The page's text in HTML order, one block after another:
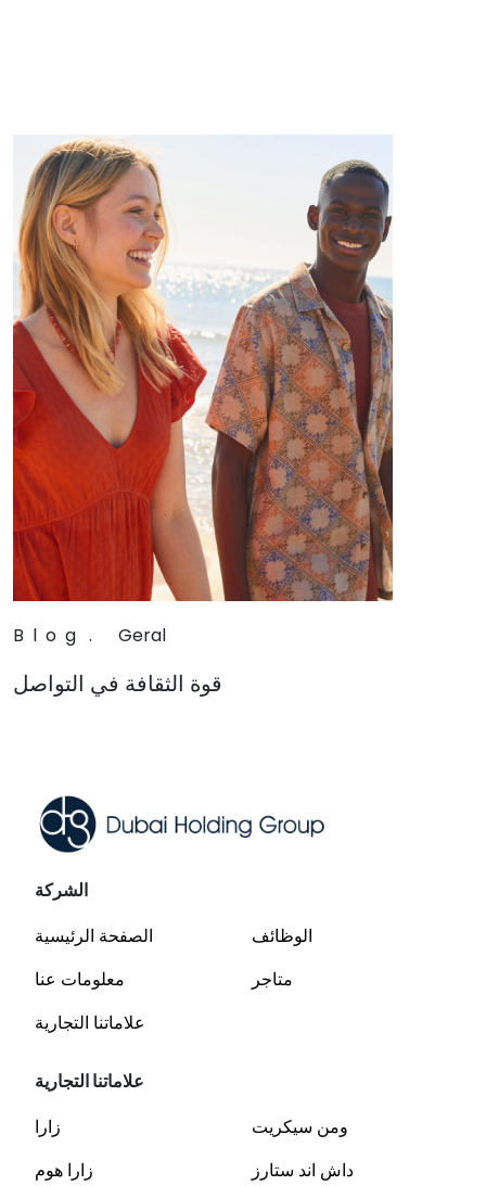
Blog . Geral
قوة الثقافة في التواصل
الشركة
الصفحة الرئيسية
معلومات عنا
علاماتنا التجارية
الوظائف
متاجر
علاماتنا التجارية
زارا
زارا هوم
ومن سيكريت
داش اند ستارز